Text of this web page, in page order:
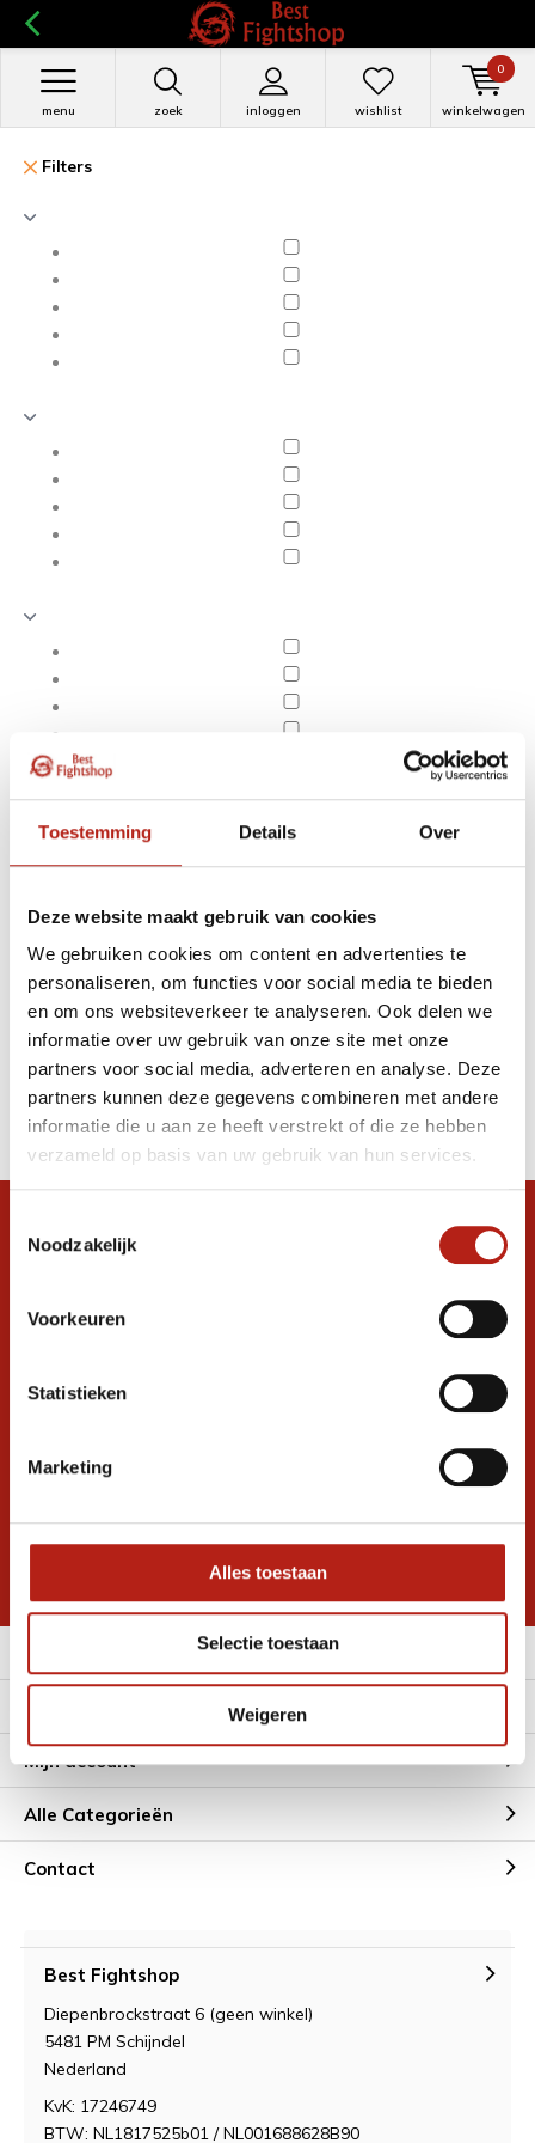
Toestemming Details Over
Deze website maakt gebruik van cookies
We gebruiken cookies om content en advertenties te
personaliseren, om functies voor social media te bieden
en om ons websiteverkeer te analyseren. Ook delen we
informatie over uw gebruik van onze site met onze
partners voor social media, adverteren en analyse. Deze
partners kunnen deze gegevens combineren met andere
informatie die u aan ze heeft verstrekt of die ze hebben
verzameld op basis van uw gebruik van hun services.
Noodzakelijk
Voorkeuren
Statistieken
Marketing
Alles toestaan
Selectie toestaan
Weigeren
zoek inloggen
menu wishlist winkelwagen
0
Filters
Apply filters EHBO en bescherming
Producten
Filter
Ontvang de nieuwste aanbiedingen en
promoties
Inschrijven voor
korting
* Lees hier de wettelijke beperkingen
Mijn account
Alle Categorieën
Contact
Best Fightshop
Diepenbrockstraat 6 (geen winkel)
5481 PM Schijndel
Nederland
KvK: 17246749
BTW: NL1817525b01 / NL001688628B90